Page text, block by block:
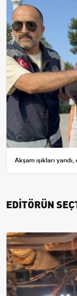
Akşam ışıkları
EDİTÖRÜN